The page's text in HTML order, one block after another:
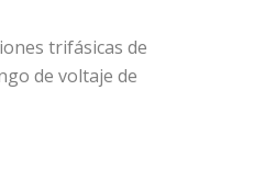
trifásicas de
de voltaje de